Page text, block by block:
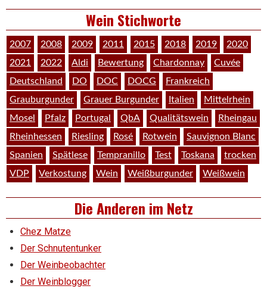
Wein Stichworte
2007 2008 2009 2011 2015 2018 2019
2020
2021
2022 Aldi Bewertung Chardonnay
Cuvée
Deutschland
DO DOC DOCG
Frankreich
Grauburgunder
Grauer Burgunder Italien
Mittelrhein
Mosel
Pfalz Portugal QbA Qualitätswein
Rheingau
Rheinhessen
Riesling Rosé Rotwein
Sauvignon Blanc
Spanien
Spätlese Tempranillo Test Toskana
trocken
VDP
Verkostung Wein Weißburgunder Weißwein
Die Anderen im Netz
Chez Matze
Der Schnutentunker
Der Weinbeobachter
Der Weinblogger